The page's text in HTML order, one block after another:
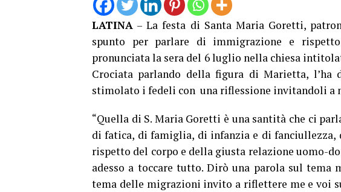
LATINA – La festa di Santa Maria Goretti,
spunto per parlare di immigrazione e
pronunciata la sera del 6 luglio nella chiesa
Crociata parlando della figura di Marietta,
stimolato i fedeli con una riflessione invitandoli a
“Quella di S. Maria Goretti è una santità che ci
di fatica, di famiglia, di infanzia e di fanciullezza,
rispetto del corpo e della giusta relazione uomo-
adesso a toccare tutto. Dirò una parola sul tema
tema delle migrazioni invito a riflettere me e voi